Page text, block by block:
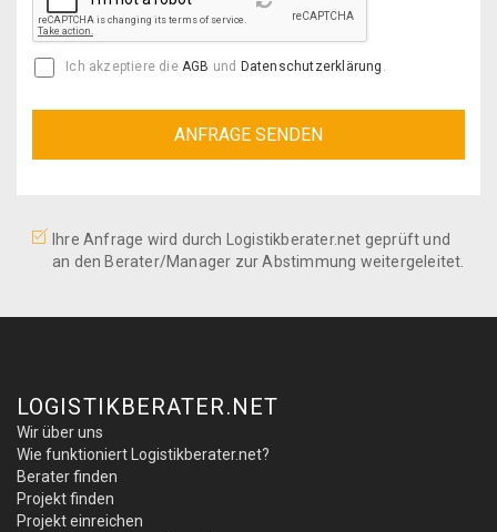
Reload
Ich akzeptiere die AGB und Datenschutzerklärung .
Ihre Anfrage wird durch Logistikberater.net geprüft und
an den Berater/Manager zur Abstimmung weitergeleitet.
LOGISTIKBERATER.NET
Wir über uns
Wie funktioniert Logistikberater.net?
Berater finden
Projekt finden
Projekt einreichen